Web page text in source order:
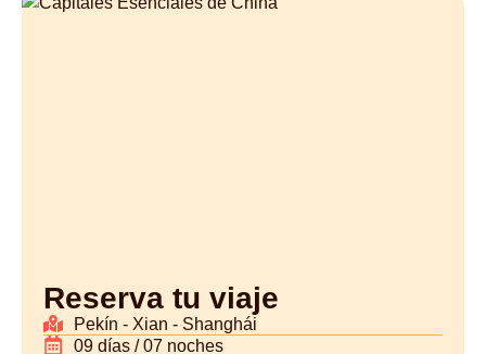
Reserva tu viaje
Pekín - Xian - Shanghái
09 días / 07 noches